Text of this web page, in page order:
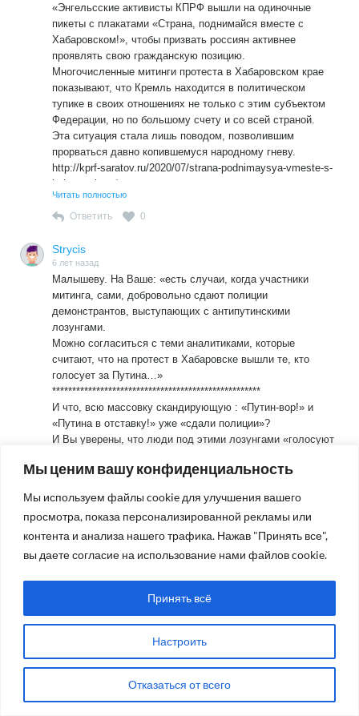
Мы ценим вашу конфиденциальность
Мы используем файлы cookie для улучшения вашего
просмотра, показа персонализированной рекламы или
контента и анализа нашего трафика. Нажав "Принять все",
вы даете согласие на использование нами файлов cookie.
Настроить
Отказаться от всего
Принять всё
силой являются сторонники «либеральных»,
«общеевропейских ценностей».
Вот и нет в Хабаровске красных флагов и во что
выльется данный протест ещё больший вопрос. Полагаю
всё только начинается.
«Энгельсские активисты КПРФ вышли на одиночные
пикеты с плакатами «Страна, поднимайся вместе с
Хабаровском!», чтобы призвать россиян активнее
проявлять свою гражданскую позицию.
Многочисленные митинги протеста в Хабаровском крае
показывают, что Кремль находится в политическом
тупике в своих отношениях не только с этим субъектом
Федерации, но по большому счету и со всей страной.
Эта ситуация стала лишь поводом, позволившим
прорваться давно копившемуся народному гневу.
http://kprf-saratov.ru/2020/07/strana-podnimaysya-vmeste-s-
habarovskom/
«прорывался» и смёл таки режЫм… вместе со страной.
Читать полностью
Ответить 0
Strycis
6 лет назад
Малышеву. На Ваше: «есть случаи, когда участники
митинга, сами, добровольно сдают полиции
демонстрантов, выступающих с антипутинскими
лозунгами.
Можно согласиться с теми аналитиками, которые
считают, что на протест в Хабаровске вышли те, кто
голосует за Путина…»
****************************************************
И что, всю массовку скандирующую : «Путин-вор!» и
«Путина в отставку!» уже «сдали полиции»?
И Вы уверены, что люди под этими лозунгами «голосуют
https://www.youtube.com/watch?v=eUFilZkb70U
vasilevs
6 лет назад
после закрытия границ в Москве. «Появилась
возможность раскачать ситуацию в Хабаровском крае –
они сюда прилетели. Ведь межрегиональное сообщение
сохраняется», – сказал он.»
Никак не хотят в Кремле понимать, что народ, если он
сам не захочет, никто не раскачает. Поддержал народ в
17-м большевиков-свершилась октябрьская революция;